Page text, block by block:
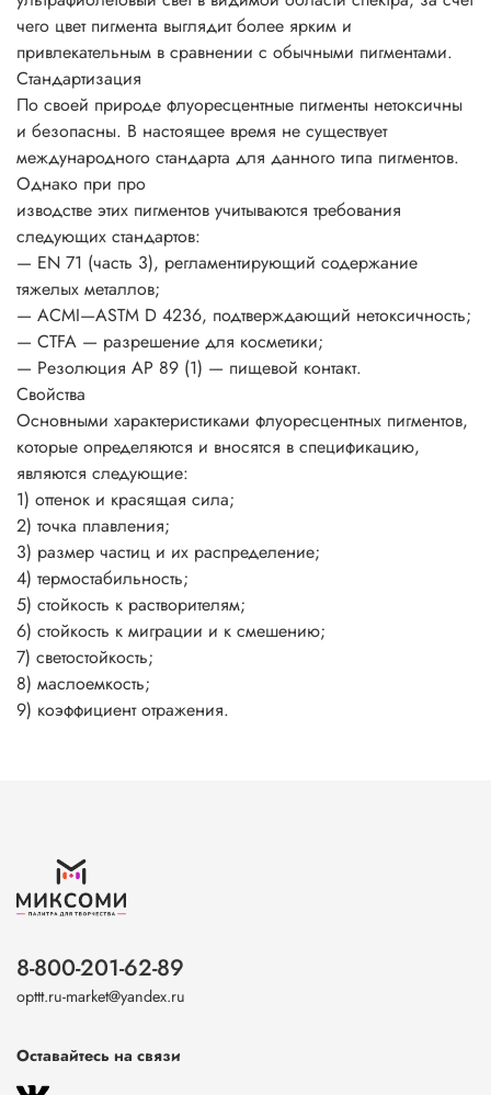
чего цвет пигмента выглядит более ярким и
привлекательным в сравнении с обычными пигментами.
Стандартизация
По своей природе флуоресцентные пигменты нетоксичны
и безопасны. В настоящее время не существует
международного стандарта для данного типа пигментов.
Однако при про
изводстве этих пигментов учитываются требования
следующих стандартов:
— EN 71 (часть 3), регламентирующий содержание
тяжелых металлов;
— ACMI—ASTM D 4236, подтверждающий нетоксичность;
— CTFA — разрешение для косметики;
— Резолюция АР 89 (1) — пищевой контакт.
Свойства
Основными характеристиками флуоресцентных пигментов,
которые определяются и вносятся в спецификацию,
являются следующие:
1) оттенок и красящая сила;
2) точка плавления;
3) размер частиц и их распределение;
4) термостабильность;
5) стойкость к растворителям;
6) стойкость к миграции и к смешению;
7) светостойкость;
8) маслоемкость;
9) коэффициент отражения.
8-800-201-62-89
opttt.ru-market@yandex.ru
Оставайтесь на связи